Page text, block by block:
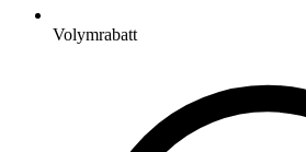
Volymrabatt